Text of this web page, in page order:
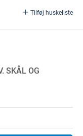
Tilføj huskeliste
garageport
SKÅL OG